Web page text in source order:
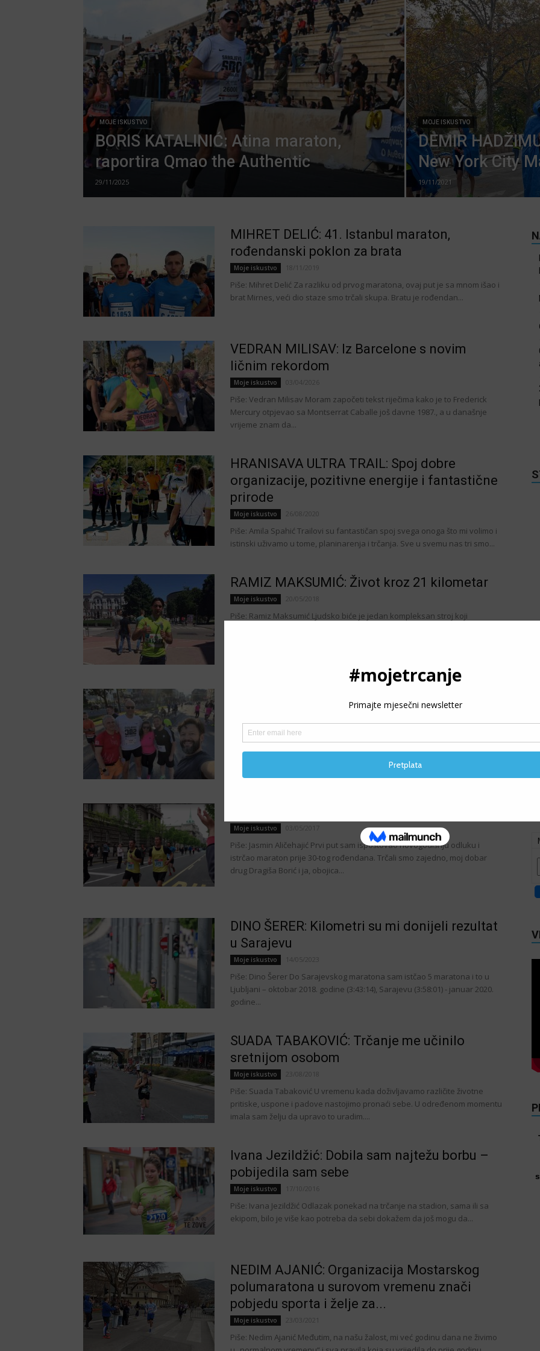
MOJE ISKUSTVO
BORIS KATALINIĆ: Atina maraton,
raportira Qmao the Authentic
29/11/2025
MOJE ISKUSTVO
DEMIR
New York City
19/11/2021
MIHRET DELIĆ: 41. Istanbul maraton,
rođendanski poklon za brata
Moje iskustvo 18/11/2019
Piše: Mihret Delić Za razliku od prvog maratona, ovaj put je sa mnom išao i
brat Mirnes, veći dio staze smo trčali skupa. Bratu je rođendan...
VEDRAN MILISAV: Iz Barcelone s novim
ličnim rekordom
Moje iskustvo 03/04/2026
Piše: Vedran Milisav Moram započeti tekst riječima kako je to Frederick
Mercury otpjevao sa Montserrat Caballe još davne 1987., a u današnje
vrijeme znam da...
HRANISAVA ULTRA TRAIL: Spoj dobre
organizacije, pozitivne energije i fantastične
prirode
Moje iskustvo 26/08/2020
Piše: Amila Spahić Trailovi su fantastičan spoj svega onoga što mi volimo i
istinski uživamo u tome, planinarenja i trčanja. Sve u svemu nas tri smo...
RAMIZ MAKSUMIĆ: Život kroz 21 kilometar
Moje iskustvo 20/05/2018
Piše: Ramiz Maksumić Ljudsko biće je jedan kompleksan stroj koji
Moje iskustvo 02/10/2025
ujutro. Sunčan dan, savršen za kafu na terasi firme. S mobitelom u ruci i
Moje iskustvo 03/05/2017
Piše: Jasmin Aličehajić Prvi put sam ispoštovao novogodišnju odluku i
istrčao maraton prije 30-tog rođendana. Trčali smo zajedno, moj dobar
drug Dragiša Borić i ja, obojica...
DINO ŠERER: Kilometri su mi donijeli rezultat
u Sarajevu
Moje iskustvo 14/05/2023
Piše: Dino Šerer Do Sarajevskog maratona sam istčao 5 maratona i to u
Ljubljani – oktobar 2018. godine (3:43:14), Sarajevu (3:58:01) - januar 2020.
godine...
SUADA TABAKOVIĆ: Trčanje me učinilo
sretnijom osobom
Moje iskustvo 23/08/2018
Piše: Suada Tabaković U vremenu kada doživljavamo različite životne
pritiske, uspone i padove nastojimo pronaći sebe. U određenom momentu
imala sam želju da upravo to uradim....
Ivana Jezildžić: Dobila sam najtežu borbu –
pobijedila sam sebe
Moje iskustvo 17/10/2016
Piše: Ivana Jezildžić Odlazak ponekad na trčanje na stadion, sama ili sa
ekipom, bilo je više kao potreba da sebi dokažem da još mogu da...
NEDIM AJANIĆ: Organizacija Mostarskog
polumaratona u surovom vremenu znači
pobjedu sporta i želje za...
Moje iskustvo 23/03/2021
Piše: Nedim Ajanić Međutim, na našu žalost, mi već godinu dana ne živimo